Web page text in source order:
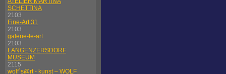
SCHETTINA
2103
Fine-Art 31
2103
galerie-le-art
2103
LANGENZERSDORF
MUSEUM
2115
wolf´s@rt - kunst – WOLF